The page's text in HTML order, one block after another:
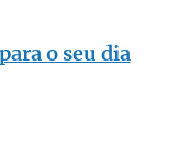
o seu dia